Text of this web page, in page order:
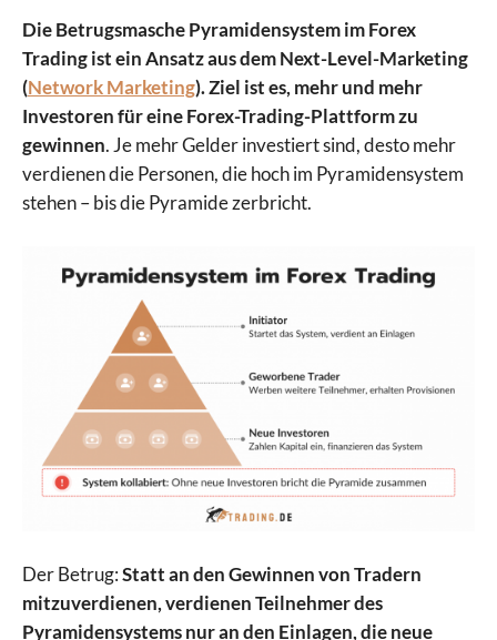
Die Betrugsmasche Pyramidensystem im Forex
Trading ist ein Ansatz aus dem Next-Level-Marketing
(Network Marketing). Ziel ist es, mehr und mehr
Investoren für eine Forex-Trading-Plattform zu
gewinnen. Je mehr Gelder investiert sind, desto mehr
verdienen die Personen, die hoch im Pyramidensystem
stehen – bis die Pyramide zerbricht.
Der Betrug:Statt an den Gewinnen von Tradern
mitzuverdienen, verdienen Teilnehmer des
Pyramidensystems nur an den Einlagen, die neue